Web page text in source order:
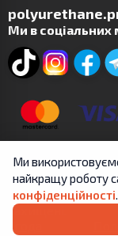
Ми в
Copyright © 2019-
захищені.
Ми
найкращу роботу
конфіденційності.